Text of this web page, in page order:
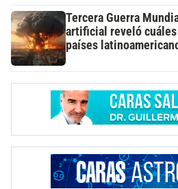
Tercera Guerra
artificial reveló
países